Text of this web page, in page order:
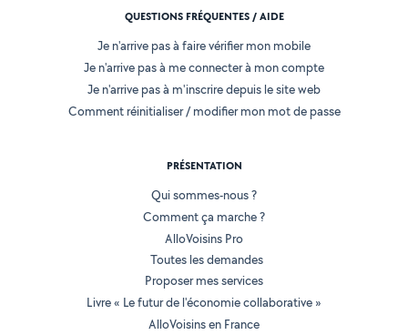
QUESTIONS FRÉQUENTES / AIDE
Je n'arrive pas à faire vérifier mon mobile
Je n'arrive pas à me connecter à mon compte
Je n'arrive pas à m'inscrire depuis le site web
Comment réinitialiser / modifier mon mot de passe
PRÉSENTATION
Qui sommes-nous ?
Comment ça marche ?
AlloVoisins Pro
Toutes les demandes
Proposer mes services
Livre « Le futur de l'économie collaborative »
AlloVoisins en France